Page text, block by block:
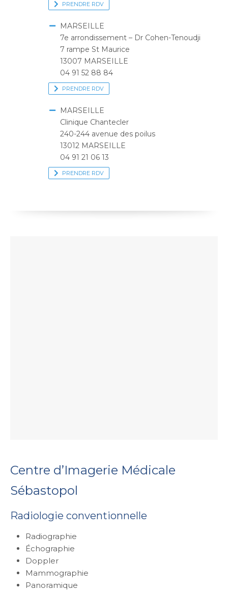
PRENDRE RDV
MARSEILLE
7e arrondissement – Dr Cohen-Tenoudji
7 rampe St Maurice
13007 MARSEILLE
04 91 52 88 84
PRENDRE RDV
MARSEILLE
Clinique Chantecler
240-244 avenue des poilus
13012 MARSEILLE
04 91 21 06 13
PRENDRE RDV
Centre d’Imagerie Médicale
Sébastopol
Radiologie conventionnelle
Radiographie
Échographie
Doppler
Mammographie
Panoramique